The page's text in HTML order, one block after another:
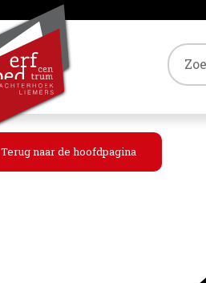
Terug naar de hoofdpagina